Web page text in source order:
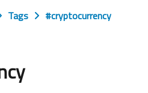
Tags #cryptocurrency